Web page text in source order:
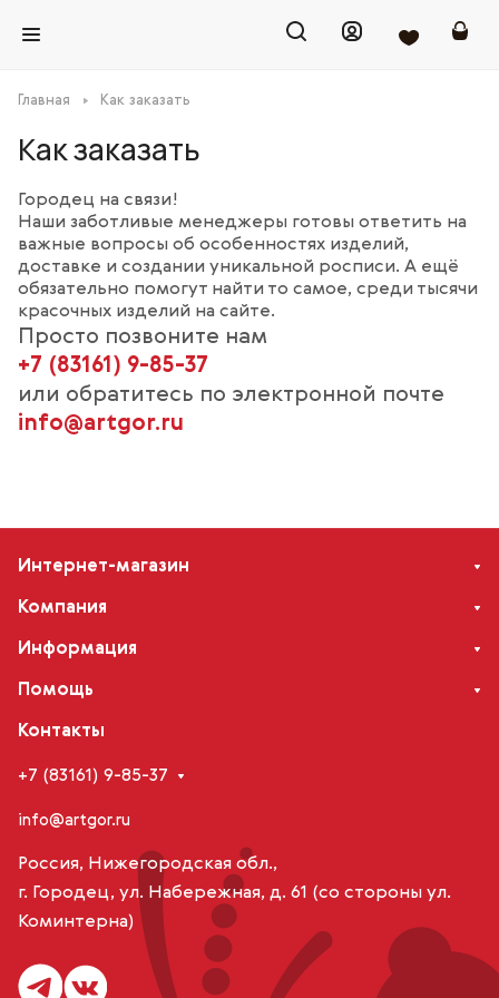
Главная Как заказать
Как заказать
Городец на связи!
Наши заботливые менеджеры готовы ответить на
важные вопросы об особенностях изделий,
доставке и создании уникальной росписи. А ещё
обязательно помогут найти то самое, среди тысячи
красочных изделий на сайте.
Просто позвоните нам
+7 (83161) 9-85-37
или обратитесь по электронной почте
info@artgor.ru
Интернет-магазин
Компания
Информация
Помощь
Контакты
+7 (83161) 9-85-37
info@artgor.ru
Россия, Нижегородская обл.,
г. Городец, ул. Набережная, д. 61 (со стороны ул.
Коминтерна)